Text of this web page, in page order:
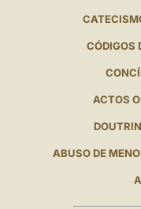
CÓDIGOS
ACTOS
ABUSO DE